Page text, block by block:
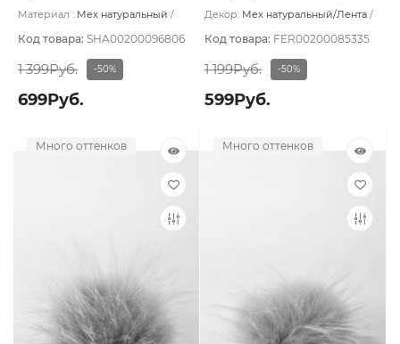
Материал : Мех натуральный
Код товара: SHA00200096806
1 399Руб. -50%
699Руб.
Декор: Мех натуральный/Лента
Помпон
Код товара: FER00200085335
1 199Руб. -50%
599Руб.
Много оттенков Много оттенков